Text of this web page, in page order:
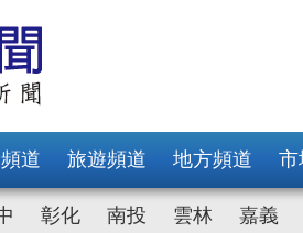
道 旅遊頻道 地方頻道 市
彰化 南投 雲林 嘉義